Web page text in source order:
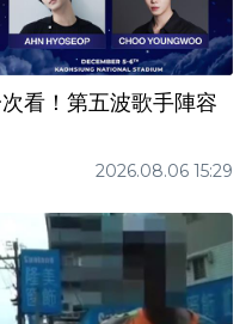
看！第五波歌手陣容
2026.08.06 15:29